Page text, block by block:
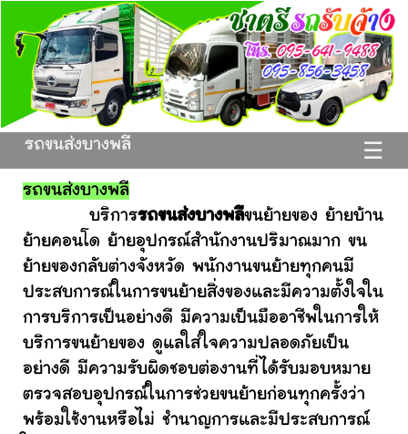
☰
รถขนส่งบางพลี
รถขนส่งบางพลี
บริการรถขนส่งบางพลีขนย้ายของ ย้ายบ้าน
ย้ายคอนโด ย้ายอุปกรณ์สำนักงานปริมาณมาก ขน
ย้ายของกลับต่างจังหวัด พนักงานขนย้ายทุกคนมี
ประสบการณ์ในการขนย้ายสิ่งของและมีความตั้งใจใน
การบริการเป็นอย่างดี มีความเป็นมืออาชีพในการให้
บริการขนย้ายของ ดูแลใส่ใจความปลอดภัยเป็น
อย่างดี มีความรับผิดชอบต่องานที่ได้รับมอบหมาย
ตรวจสอบอุปกรณ์ในการช่วยขนย้ายก่อนทุกครั้งว่า
พร้อมใช้งานหรือไม่ ชำนาญการและมีประสบการณ์